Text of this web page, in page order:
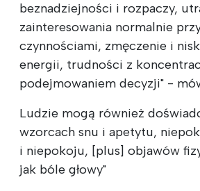
beznadziejności i rozpaczy,
zainteresowania normalnie
czynnościami, zmęczenie i
energii, trudności z
podejmowaniem decyzji" -
Ludzie mogą również
wzorcach snu i apetytu,
i niepokoju, [plus] objawów
jak bóle głowy"